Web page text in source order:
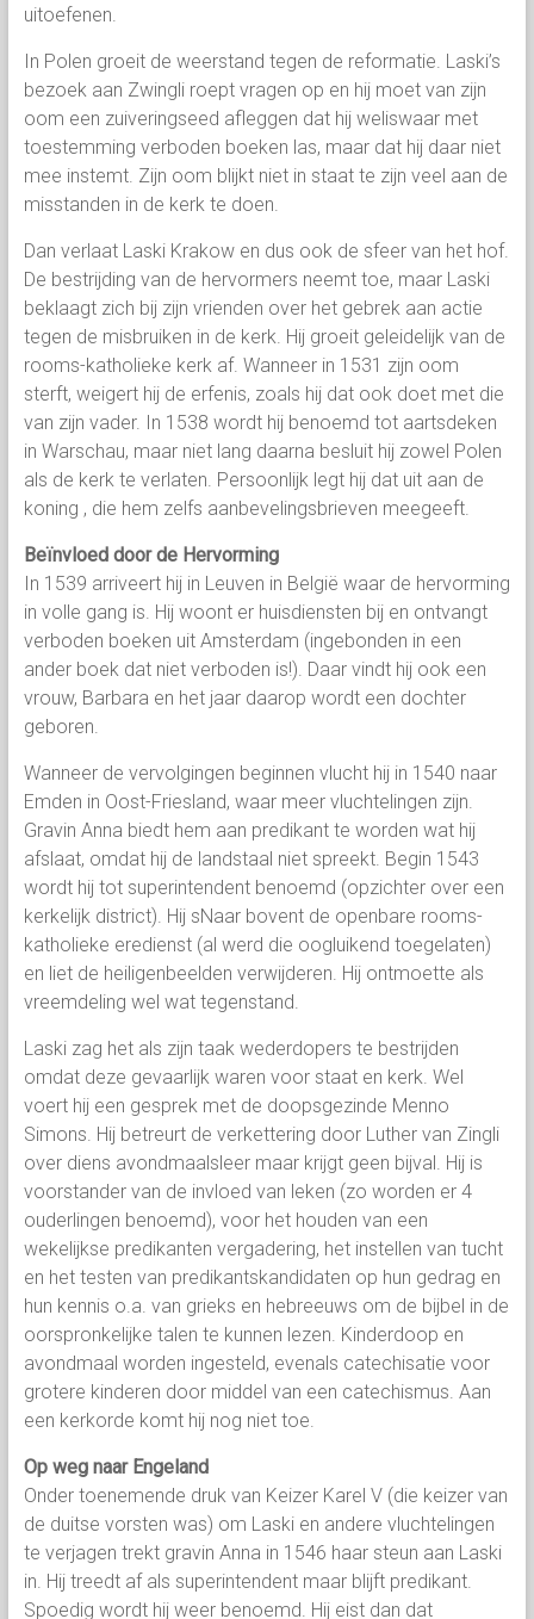
uitoefenen.
In Polen groeit de weerstand tegen de reformatie. Laski’s
bezoek aan Zwingli roept vragen op en hij moet van zijn
oom een zuiveringseed afleggen dat hij weliswaar met
toestemming verboden boeken las, maar dat hij daar niet
mee instemt. Zijn oom blijkt niet in staat te zijn veel aan de
misstanden in de kerk te doen.
Dan verlaat Laski Krakow en dus ook de sfeer van het hof.
De bestrijding van de hervormers neemt toe, maar Laski
beklaagt zich bij zijn vrienden over het gebrek aan actie
tegen de misbruiken in de kerk. Hij groeit geleidelijk van de
rooms-katholieke kerk af. Wanneer in 1531 zijn oom
sterft, weigert hij de erfenis, zoals hij dat ook doet met die
van zijn vader. In 1538 wordt hij benoemd tot aartsdeken
in Warschau, maar niet lang daarna besluit hij zowel Polen
als de kerk te verlaten. Persoonlijk legt hij dat uit aan de
koning , die hem zelfs aanbevelingsbrieven meegeeft.
Beïnvloed door de Hervorming
In 1539 arriveert hij in Leuven in België waar de hervorming
in volle gang is. Hij woont er huisdiensten bij en ontvangt
verboden boeken uit Amsterdam (ingebonden in een
ander boek dat niet verboden is!). Daar vindt hij ook een
vrouw, Barbara en het jaar daarop wordt een dochter
geboren.
Wanneer de vervolgingen beginnen vlucht hij in 1540 naar
Emden in Oost-Friesland, waar meer vluchtelingen zijn.
Gravin Anna biedt hem aan predikant te worden wat hij
afslaat, omdat hij de landstaal niet spreekt. Begin 1543
wordt hij tot superintendent benoemd (opzichter over een
kerkelijk district). Hij sNaar bovent de openbare rooms-
katholieke eredienst (al werd die oogluikend toegelaten)
en liet de heiligenbeelden verwijderen. Hij ontmoette als
vreemdeling wel wat tegenstand.
Laski zag het als zijn taak wederdopers te bestrijden
omdat deze gevaarlijk waren voor staat en kerk. Wel
voert hij een gesprek met de doopsgezinde Menno
Simons. Hij betreurt de verkettering door Luther van Zingli
over diens avondmaalsleer maar krijgt geen bijval. Hij is
voorstander van de invloed van leken (zo worden er 4
ouderlingen benoemd), voor het houden van een
wekelijkse predikanten vergadering, het instellen van tucht
en het testen van predikantskandidaten op hun gedrag en
hun kennis o.a. van grieks en hebreeuws om de bijbel in de
oorspronkelijke talen te kunnen lezen. Kinderdoop en
avondmaal worden ingesteld, evenals catechisatie voor
grotere kinderen door middel van een catechismus. Aan
een kerkorde komt hij nog niet toe.
Op weg naar Engeland
Onder toenemende druk van Keizer Karel V (die keizer van
de duitse vorsten was) om Laski en andere vluchtelingen
te verjagen trekt gravin Anna in 1546 haar steun aan Laski
in. Hij treedt af als superintendent maar blijft predikant.
Spoedig wordt hij weer benoemd. Hij eist dan dat